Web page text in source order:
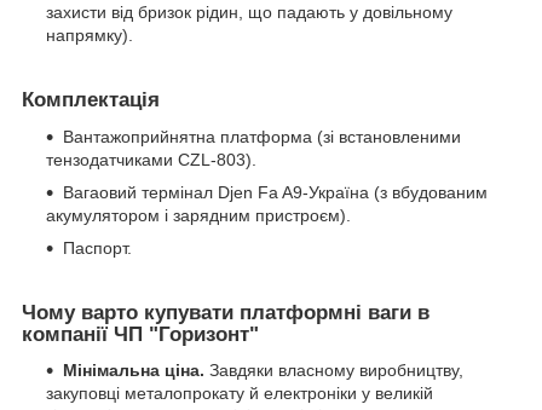
захисти від бризок рідин, що падають у довільному
напрямку).
Комплектація
Вантажоприйнятна платформа (зі встановленими
тензодатчиками CZL-803).
Вагаовий термінал Djen Fa A9-Україна (з вбудованим
акумулятором і зарядним пристроєм).
Паспорт.
Чому варто купувати платформні ваги в
компанії ЧП "Горизонт"
Мінімальна ціна. Завдяки власному виробництву,
закуповці металопрокату й електроніки у великій